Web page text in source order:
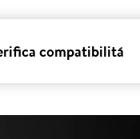
compatibilitá